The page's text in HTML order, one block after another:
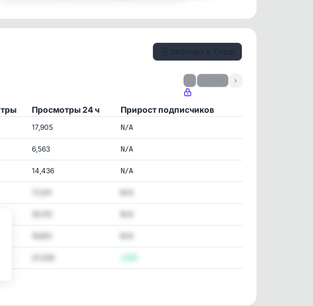
›
Просмотры 24 ч Прирост подписчиков
17,905 N/A
6,563 N/A
14,436 N/A